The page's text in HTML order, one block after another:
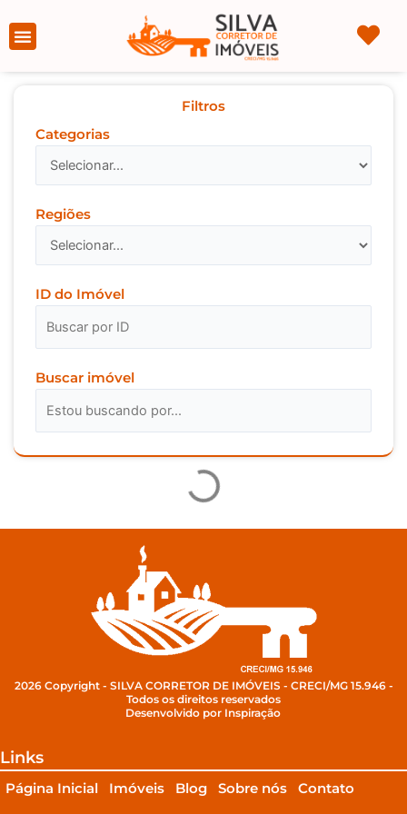
para
conteúdo
Filtros
Categorias
Regiões
ID do Imóvel
Buscar imóvel
2026 Copyright - SILVA CORRETOR DE IMÓVEIS - CRECI/MG 15.946 -
Todos os direitos reservados
Desenvolvido por Inspiração
Links
Página Inicial Imóveis Blog Sobre nós Contato